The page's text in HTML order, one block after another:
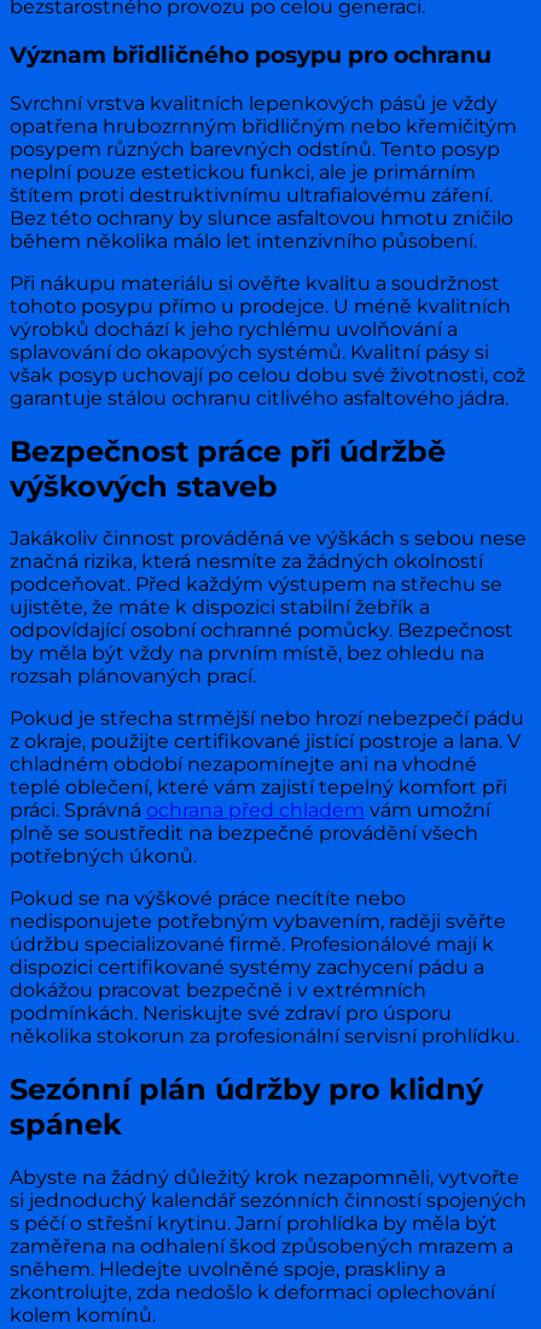
bezstarostného provozu po celou generaci.
Význam břidličného posypu pro ochranu
Svrchní vrstva kvalitních lepenkových pásů je vždy
opatřena hrubozrnným břidličným nebo křemičitým
posypem různých barevných odstínů. Tento posyp
neplní pouze estetickou funkci, ale je primárním
štítem proti destruktivnímu ultrafialovému záření.
Bez této ochrany by slunce asfaltovou hmotu zničilo
během několika málo let intenzivního působení.
Při nákupu materiálu si ověřte kvalitu a soudržnost
tohoto posypu přímo u prodejce. U méně kvalitních
výrobků dochází k jeho rychlému uvolňování a
splavování do okapových systémů. Kvalitní pásy si
však posyp uchovají po celou dobu své životnosti, což
garantuje stálou ochranu citlivého asfaltového jádra.
Bezpečnost práce při údržbě
výškových staveb
Jakákoliv činnost prováděná ve výškách s sebou nese
značná rizika, která nesmíte za žádných okolností
podceňovat. Před každým výstupem na střechu se
ujistěte, že máte k dispozici stabilní žebřík a
odpovídající osobní ochranné pomůcky. Bezpečnost
by měla být vždy na prvním místě, bez ohledu na
rozsah plánovaných prací.
Pokud je střecha strmější nebo hrozí nebezpečí pádu
z okraje, použijte certifikované jistící postroje a lana. V
chladném období nezapomínejte ani na vhodné
teplé oblečení, které vám zajistí tepelný komfort při
práci. Správná ochrana před chladem vám umožní
plně se soustředit na bezpečné provádění všech
potřebných úkonů.
Pokud se na výškové práce necítíte nebo
nedisponujete potřebným vybavením, raději svěřte
údržbu specializované firmě. Profesionálové mají k
dispozici certifikované systémy zachycení pádu a
dokážou pracovat bezpečně i v extrémních
podmínkách. Neriskujte své zdraví pro úsporu
několika stokorun za profesionální servisní prohlídku.
Sezónní plán údržby pro klidný
spánek
Abyste na žádný důležitý krok nezapomněli, vytvořte
si jednoduchý kalendář sezónních činností spojených
s péčí o střešní krytinu. Jarní prohlídka by měla být
zaměřena na odhalení škod způsobených mrazem a
sněhem. Hledejte uvolněné spoje, praskliny a
zkontrolujte, zda nedošlo k deformaci oplechování
kolem komínů.